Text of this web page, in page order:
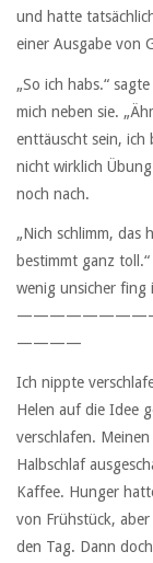
und hatte
einer Ausgabe von
„So ich habs.“
mich neben sie.
enttäuscht sein, ich
nicht wirklich
noch nach.
„Nich schlimm, das
bestimmt ganz
wenig unsicher fing
————
Ich nippte
Helen auf die Idee
verschlafen.
Halbschlaf
Kaffee. Hunger
von Frühstück,
den Tag. Dann